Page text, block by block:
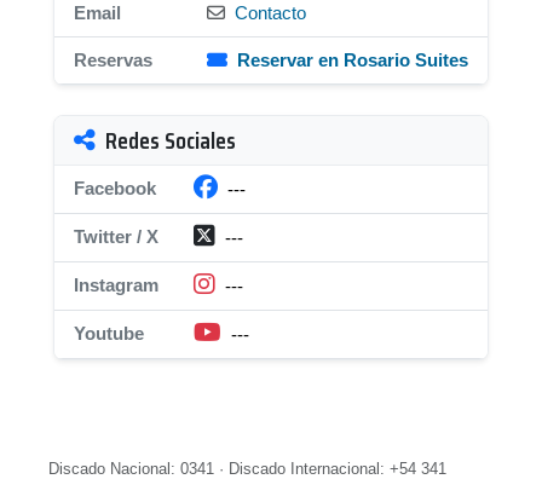
Email Contacto
Reservas Reservar en Rosario Suites
Redes Sociales
Facebook ---
Twitter / X ---
Instagram ---
Youtube ---
Discado Nacional: 0341 · Discado Internacional: +54 341